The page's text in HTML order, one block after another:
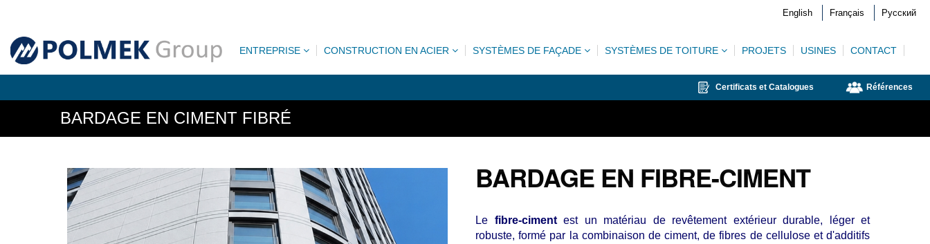
English Français Русский
ENTREPRISE CONSTRUCTION EN ACIER SYSTÈMES DE FAÇADE SYSTÈMES DE TOITURE PROJETS USINES CONTACT
Certificats et Catalogues Références
BARDAGE EN CIMENT FIBRÉ
BARDAGE EN FIBRE-CIMENT
Le fibre-cimentest un matériau de revêtement extérieur durable, léger et
robuste, formé par la combinaison de ciment, de fibres de cellulose et d'additifs